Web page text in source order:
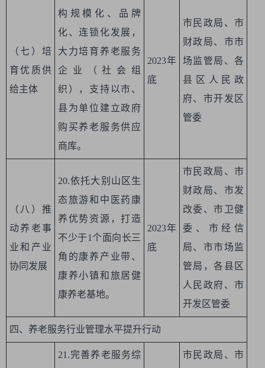
（七）培
育优质供
给主体
构规模化、品牌
化、连锁化发展，
大力培育养老服务
企业（社会组
织），支持以市、
县为单位建立政府
购买养老服务供应
商库。
2023年
底
市民政局、市
财政局、市市
场监管局、各
县区人民政
府、市开发区
管委
（八）推
动养老事
业和产业
协同发展
20.依托大别山区生
态旅游和中医药康
养优势资源，打造
不少于1个面向长三
角的康养产业带、
康养小镇和旅居健
康养老基地。
2023年
底
市民政局、市
财政局、市发
改委、市卫健
委、市经信
局、市市场监
管局，各县区
人民政府、市
开发区管委
四、养老服务行业管理水平提升行动
21.完善养老服务综
市民政局、市